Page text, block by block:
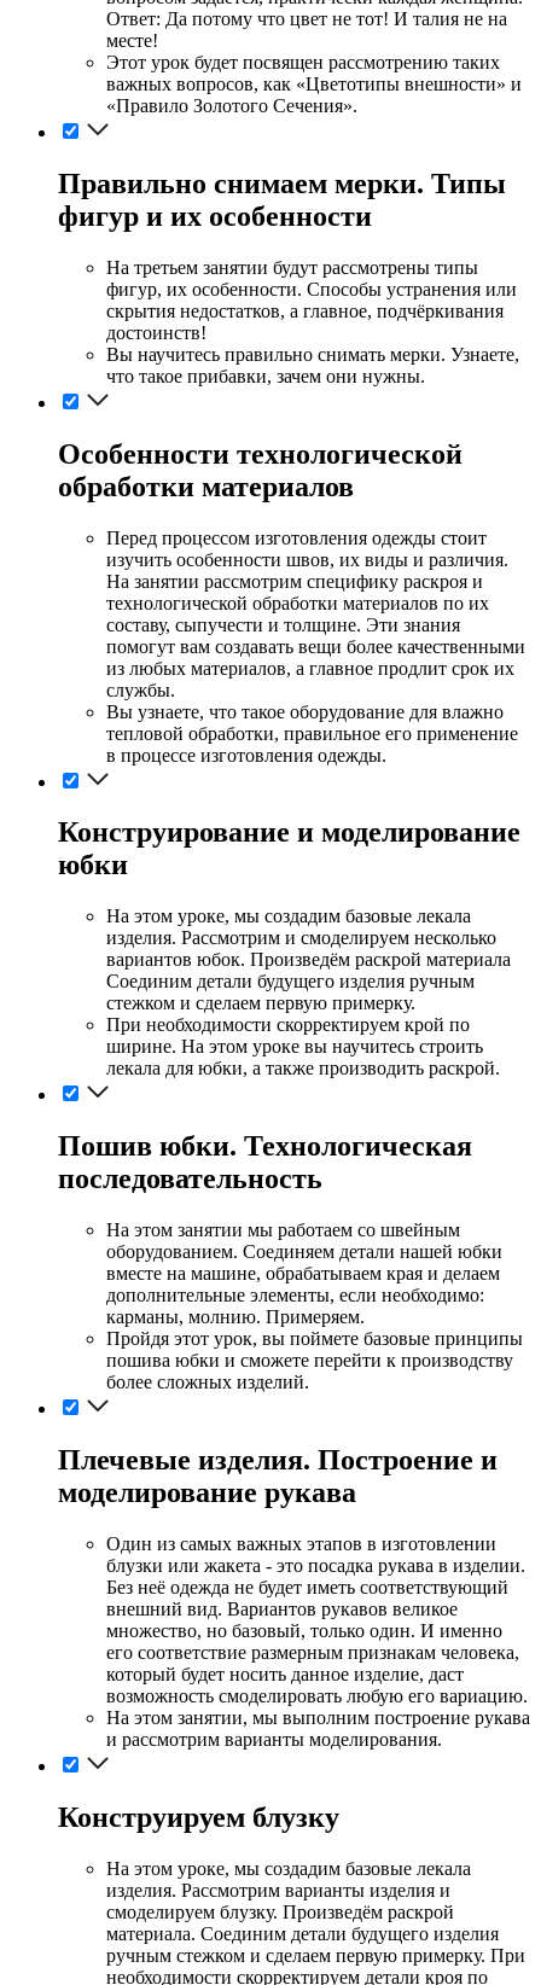
Ответ: Да потому что цвет не тот! И талия не на
месте!
Этот урок будет посвящен рассмотрению таких
важных вопросов, как «Цветотипы внешности» и
«Правило Золотого Сечения».
Правильно снимаем мерки. Типы
фигур и их особенности
На третьем занятии будут рассмотрены типы
фигур, их особенности. Способы устранения или
скрытия недостатков, а главное, подчёркивания
достоинств!
Вы научитесь правильно снимать мерки. Узнаете,
что такое прибавки, зачем они нужны.
Особенности технологической
обработки материалов
Перед процессом изготовления одежды стоит
изучить особенности швов, их виды и различия.
На занятии рассмотрим специфику раскроя и
технологической обработки материалов по их
составу, сыпучести и толщине. Эти знания
помогут вам создавать вещи более качественными
из любых материалов, а главное продлит срок их
службы.
Вы узнаете, что такое оборудование для влажно
тепловой обработки, правильное его применение
в процессе изготовления одежды.
Конструирование и моделирование
юбки
На этом уроке, мы создадим базовые лекала
изделия. Рассмотрим и смоделируем несколько
вариантов юбок. Произведём раскрой материала
Соединим детали будущего изделия ручным
стежком и сделаем первую примерку.
При необходимости скорректируем крой по
ширине. На этом уроке вы научитесь строить
лекала для юбки, а также производить раскрой.
Пошив юбки. Технологическая
последовательность
На этом занятии мы работаем со швейным
оборудованием. Соединяем детали нашей юбки
вместе на машине, обрабатываем края и делаем
дополнительные элементы, если необходимо:
карманы, молнию. Примеряем.
Пройдя этот урок, вы поймете базовые принципы
пошива юбки и сможете перейти к производству
более сложных изделий.
Плечевые изделия. Построение и
моделирование рукава
Один из самых важных этапов в изготовлении
блузки или жакета - это посадка рукава в изделии.
Без неё одежда не будет иметь соответствующий
внешний вид. Вариантов рукавов великое
множество, но базовый, только один. И именно
его соответствие размерным признакам человека,
который будет носить данное изделие, даст
возможность смоделировать любую его вариацию.
На этом занятии, мы выполним построение рукава
и рассмотрим варианты моделирования.
Конструируем блузку
На этом уроке, мы создадим базовые лекала
изделия. Рассмотрим варианты изделия и
смоделируем блузку. Произведём раскрой
материала. Соединим детали будущего изделия
ручным стежком и сделаем первую примерку. При
необходимости скорректируем детали кроя по